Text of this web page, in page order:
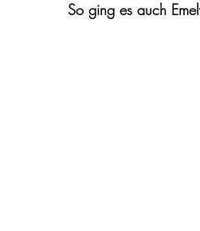
So ging es auch